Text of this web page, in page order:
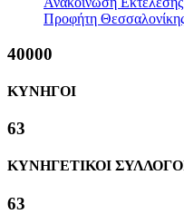
Προφήτη
40000
ΚΥΝΗΓΟΙ
63
ΚΥΝΗΓΕΤΙΚΟΙ
63